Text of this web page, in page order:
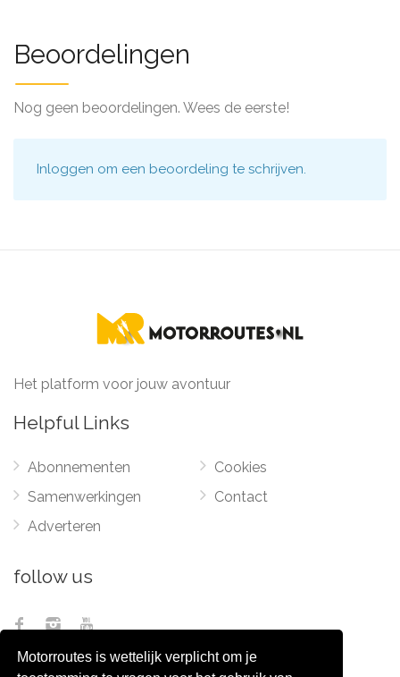
Motorroutes is wettelijk verplicht om je
Beoordelingen
Nog geen beoordelingen. Wees de eerste!
Inloggen om een beoordeling te schrijven.
Het platform voor jouw avontuur
Helpful Links
Abonnementen
Samenwerkingen
Adverteren
Cookies
Contact
follow us